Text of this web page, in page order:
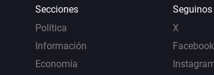
Secciones
Política
Información
Economía
Seguinos
X
Facebook